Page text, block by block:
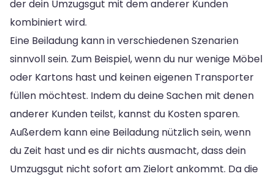
der dein Umzugsgut mit dem anderer Kunden
kombiniert wird.
Eine Beiladung kann in verschiedenen Szenarien
sinnvoll sein. Zum Beispiel, wenn du nur wenige Möbel
oder Kartons hast und keinen eigenen Transporter
füllen möchtest. Indem du deine Sachen mit denen
anderer Kunden teilst, kannst du Kosten sparen.
Außerdem kann eine Beiladung nützlich sein, wenn
du Zeit hast und es dir nichts ausmacht, dass dein
Umzugsgut nicht sofort am Zielort ankommt. Da die